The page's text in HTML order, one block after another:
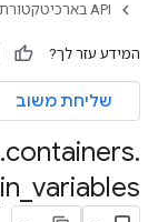
‫API בארכיטקטורת REST
המידע עזר לך?
שליחת משוב
.containers.
in variables